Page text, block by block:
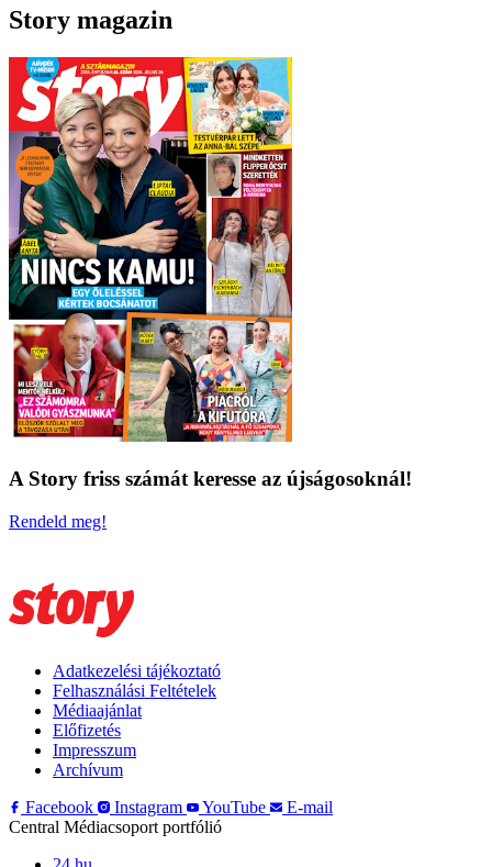
Story magazin
A Story friss számát keresse az újságosoknál!
Rendeld meg!
Adatkezelési tájékoztató
Felhasználási Feltételek
Médiaajánlat
Előfizetés
Impresszum
Archívum
Facebook
Instagram YouTube
E-mail
Central Médiacsoport portfólió